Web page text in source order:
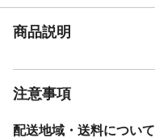
商品説明
注意事項
配送地域・送料について